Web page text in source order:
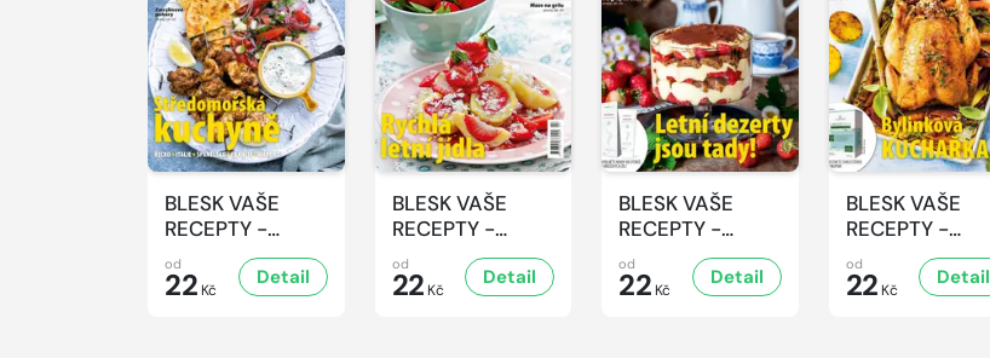
BLESK VAŠE
RECEPTY -
8/2026
od
22 Kč
Detail
BLESK VAŠE
RECEPTY -
7/2026
od
22 Kč
Detail
BLESK VAŠE
RECEPTY -
6/2026
od
22 Kč
Detail
BLESK VAŠE
RECEPTY -
5/2026
od
22 Kč
Detail